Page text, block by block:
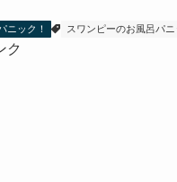
ニック！ スワンピーのお風呂パ
ク